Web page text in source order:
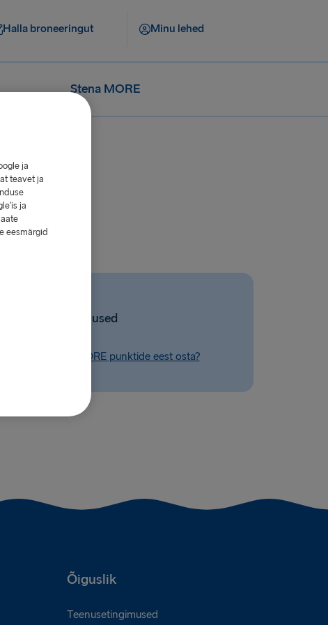
Halla broneeringut Minu lehed
Stena MORE
Seotud küsimused
oma Stena MORE punktide eest osta?
Õiguslik
Teenusetingimused
ja
teavet ja
ja
eesmärgid